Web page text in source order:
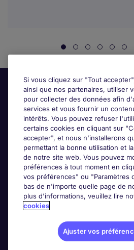
Candidats
Entreprises
Contact
Les avis Google
Si vous cliquez sur "Tout
ainsi que nos partenaires, utiliser
pour collecter des données afin
services et vous fournir un
intérêts. Vous pouvez refuser
certains cookies en cliquant sur
accepter", et nous n'installerons
permettant la bonne utilisation et
de notre site web. Vous pouvez
préférences à tout moment en
vos préférences" ou "Paramètres
bas de n'importe quelle page de
plus d'informations, veuillez lire
cookies
Ajuster vos